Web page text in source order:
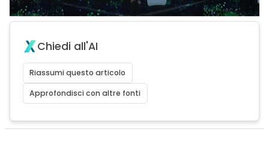
Chiedi all'AI
Riassumi questo articolo
Approfondisci con altre fonti